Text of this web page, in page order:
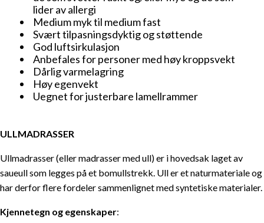
lider av allergi
Medium myk til medium fast
Svært tilpasningsdyktig og støttende
God luftsirkulasjon
Anbefales for personer med høy kroppsvekt
Dårlig varmelagring
Høy egenvekt
Uegnet for justerbare lamellrammer
ULLMADRASSER
Ullmadrasser (eller madrasser med ull) er i hovedsak laget av
saueull som legges på et bomullstrekk. Ull er et naturmateriale og
har derfor flere fordeler sammenlignet med syntetiske materialer.
Kjennetegn og egenskaper:
INNHOLDSFORTEGNELSE
Søvnløse netter? Slik vet du om det er på tide med en
ny madrass
Sov som på skyer: Slik finner du riktig madrass for
sunn søvn
Vær oppmerksom på kvalitet og søk råd